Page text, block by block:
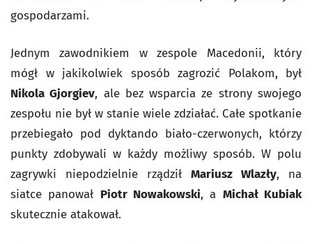
gospodarzami.
Jednym zawodnikiem w zespole Macedonii, który
mógł w jakikolwiek sposób zagrozić Polakom, był
Nikola Gjorgiev, ale bez wsparcia ze strony swojego
zespołu nie był w stanie wiele zdziałać. Całe spotkanie
przebiegało pod dyktando biało-czerwonych, którzy
punkty zdobywali w każdy możliwy sposób. W polu
zagrywki niepodzielnie rządził Mariusz Wlazły, na
siatce panował Piotr Nowakowski, a Michał Kubiak
skutecznie atakował.